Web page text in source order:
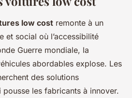
low cost remonte à un
et social où l’accessibilité
Guerre mondiale, la
abordables explose. Les
des solutions
les fabricants à innover.